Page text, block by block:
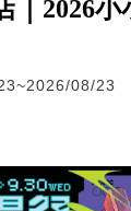
｜2026小
08/23